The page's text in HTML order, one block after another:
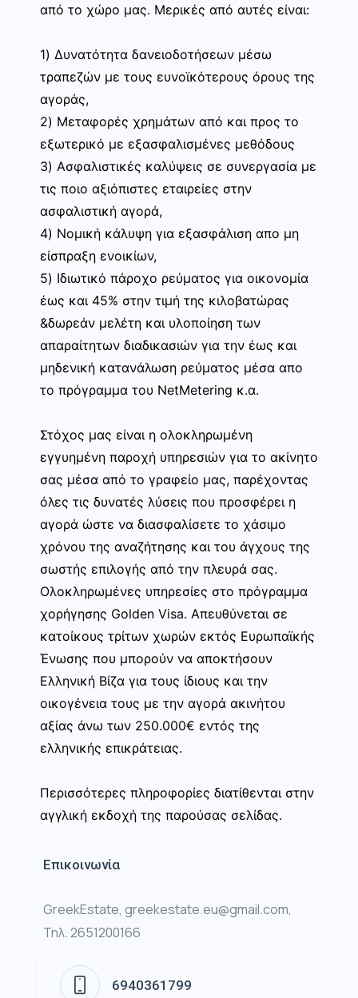
από το χώρο μας. Μερικές από αυτές είναι:
1) Δυνατότητα δανειοδοτήσεων μέσω
τραπεζών με τους ευνοϊκότερους όρους της
αγοράς,
2) Μεταφορές χρημάτων από και προς το
εξωτερικό με εξασφαλισμένες μεθόδους
3) Ασφαλιστικές καλύψεις σε συνεργασία με
τις ποιο αξιόπιστες εταιρείες στην
ασφαλιστική αγορά,
4) Νομική κάλυψη για εξασφάλιση απο μη
είσπραξη ενοικίων,
5) Ιδιωτικό πάροχο ρεύματος για οικονομία
έως και 45% στην τιμή της κιλοβατώρας
&δωρεάν μελέτη και υλοποίηση των
απαραίτητων διαδικασιών για την έως και
μηδενική κατανάλωση ρεύματος μέσα απο
το πρόγραμμα του NetMetering κ.α.
Στόχος μας είναι η ολοκληρωμένη
εγγυημένη παροχή υπηρεσιών για το ακίνητο
σας μέσα από το γραφείο μας, παρέχοντας
όλες τις δυνατές λύσεις που προσφέρει η
αγορά ώστε να διασφαλίσετε το χάσιμο
χρόνου της αναζήτησης και του άγχους της
σωστής επιλογής από την πλευρά σας.
Ολοκληρωμένες υπηρεσίες στο πρόγραμμα
χορήγησης Golden Visa. Απευθύνεται σε
κατοίκους τρίτων χωρών εκτός Ευρωπαϊκής
Ένωσης που μπορούν να αποκτήσουν
Ελληνική Βίζα για τους ίδιους και την
οικογένεια τους με την αγορά ακινήτου
αξίας άνω των 250.000€ εντός της
ελληνικής επικράτειας.
Περισσότερες πληροφορίες διατίθενται στην
αγγλική εκδοχή της παρούσας σελίδας.
Επικοινωνία
GreekEstate, greekestate.eu@gmail.com,
Τηλ. 2651200166
6940361799